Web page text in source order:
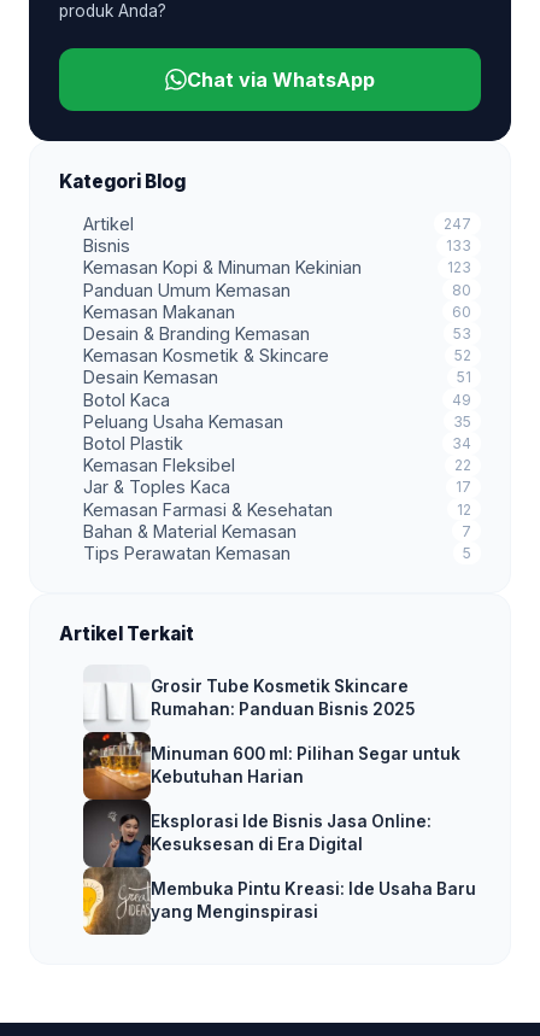
produk Anda?
Chat via WhatsApp
Kategori Blog
Artikel 247
Bisnis 133
Kemasan Kopi & Minuman Kekinian 123
Panduan Umum Kemasan 80
Kemasan Makanan 60
Desain & Branding Kemasan 53
Kemasan Kosmetik & Skincare 52
Desain Kemasan 51
Botol Kaca 49
Peluang Usaha Kemasan 35
Botol Plastik 34
Kemasan Fleksibel 22
Jar & Toples Kaca 17
Kemasan Farmasi & Kesehatan 12
Bahan & Material Kemasan 7
Tips Perawatan Kemasan 5
Artikel Terkait
Grosir Tube Kosmetik Skincare
Rumahan: Panduan Bisnis 2025
Minuman 600 ml: Pilihan Segar untuk
Kebutuhan Harian
Eksplorasi Ide Bisnis Jasa Online:
Kesuksesan di Era Digital
Membuka Pintu Kreasi: Ide Usaha Baru
yang Menginspirasi